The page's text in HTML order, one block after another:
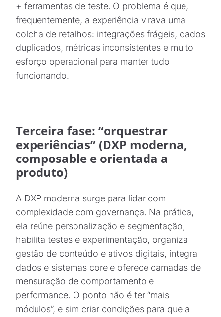
+ ferramentas de teste. O problema é que,
frequentemente, a experiência virava uma
colcha de retalhos: integrações frágeis, dados
duplicados, métricas inconsistentes e muito
esforço operacional para manter tudo
funcionando.
Terceira fase: “orquestrar
experiências” (DXP moderna,
composable e orientada a
produto)
A DXP moderna surge para lidar com
complexidade com governança. Na prática,
ela reúne personalização e segmentação,
habilita testes e experimentação, organiza
gestão de conteúdo e ativos digitais, integra
dados e sistemas core e oferece camadas de
mensuração de comportamento e
performance. O ponto não é ter “mais
módulos”, e sim criar condições para que a